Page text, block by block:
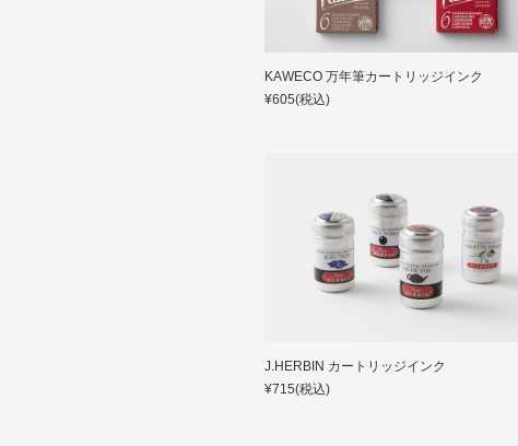
KAWECO 万年筆カートリッジインク
¥605(税込)
J.HERBIN カートリッジインク
¥715(税込)